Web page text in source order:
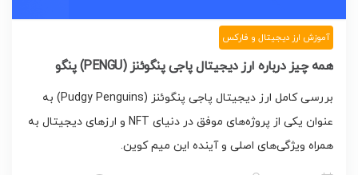
آموزش ارز دیجیتال و فارکس
همه چیز درباره ارز دیجیتال پاجی پنگوئنز (PENGU) پنگو
بررسی کامل ارز دیجیتال پاجی پنگوئنز (Pudgy Penguins) به
عنوان یکی از پروژه‌های موفق در دنیای NFT و ارزهای دیجیتال به
همراه ویژگی‌های اصلی و آینده این میم کوین.